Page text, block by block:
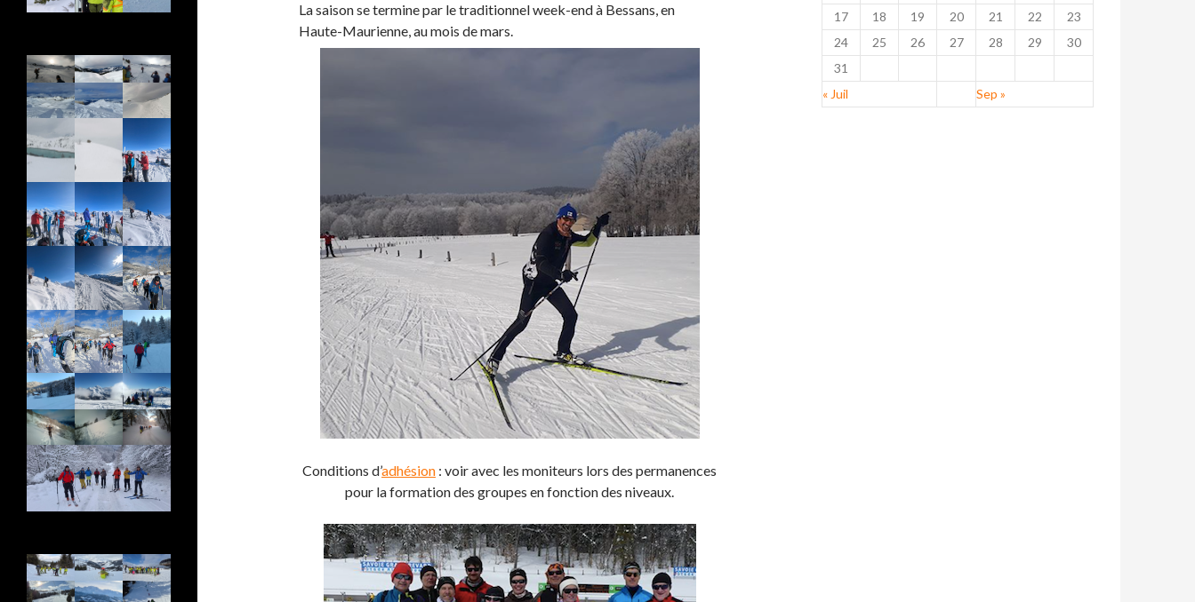
La saison se termine par le traditionnel week-end à Bessans, en
Haute-Maurienne, au mois de mars.
Conditions d’adhésion : voir avec les moniteurs lors des permanences
pour la formation des groupes en fonction des niveaux.
17
18 19 20 21 22
23
24
25 26 27 28 29
30
31
« Juil
Sep »